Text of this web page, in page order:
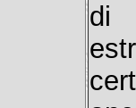
di